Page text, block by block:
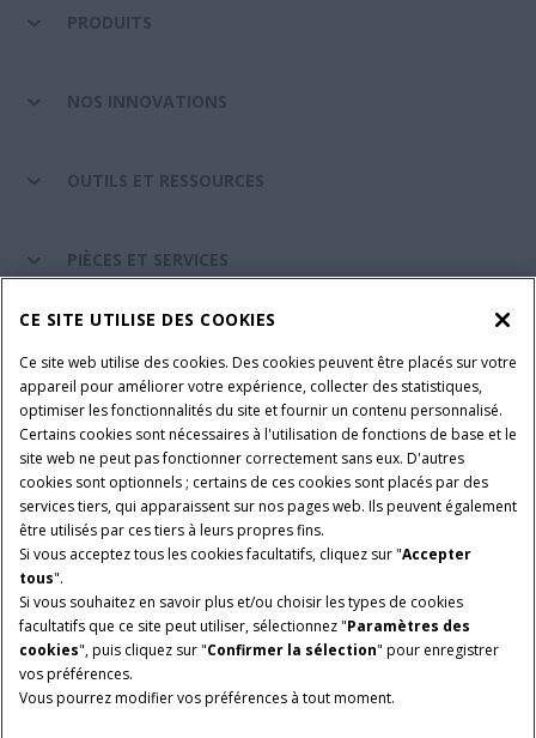
PRODUITS
NOS INNOVATIONS
OUTILS ET RESSOURCES
PIÈCES ET SERVICES
Conditions générales d'utilisation
Avis de confidentialité
Mentions légales
Paramètres des cookies
Telematics avis de confidentialité
© 2026 CNH Industrial America LLC. All Rights Reserved. Case IH is a
trademark of CNH Industrial America LLC.
CE SITE UTILISE DES COOKIES
Ce site web utilise des cookies. Des cookies peuvent être placés sur votre
appareil pour améliorer votre expérience, collecter des statistiques,
optimiser les fonctionnalités du site et fournir un contenu personnalisé.
Certains cookies sont nécessaires à l'utilisation de fonctions de base et le
site web ne peut pas fonctionner correctement sans eux. D'autres
cookies sont optionnels ; certains de ces cookies sont placés par des
services tiers, qui apparaissent sur nos pages web. Ils peuvent également
être utilisés par ces tiers à leurs propres fins.
Si vous acceptez tous les cookies facultatifs, cliquez sur "Accepter
tous".
Si vous souhaitez en savoir plus et/ou choisir les types de cookies
facultatifs que ce site peut utiliser, sélectionnez "Paramètres des
cookies", puis cliquez sur "Confirmer la sélection" pour enregistrer
vos préférences.
Vous pourrez modifier vos préférences à tout moment.